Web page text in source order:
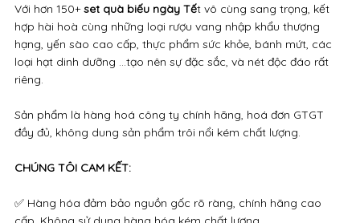
Với hơn 150+set quà biếu ngày Tết vô cùng sang trọng, kết
hợp hài hoà cùng những loại rượu vang nhập khẩu thượng
hạng, yến sào cao cấp, thực phẩm sức khỏe, bánh mứt, các
loại hạt dinh dưỡng ...tạo nên sự đặc sắc, và nét độc đáo rất
riêng.
Sản phẩm là hàng hoá công ty chính hãng, hoá đơn GTGT
đầy đủ, không dung sản phẩm trôi nổi kém chất lượng.
CHÚNG TÔI CAM KẾT:
✅ Hàng hóa đảm bảo nguồn gốc rõ ràng, chính hãng cao